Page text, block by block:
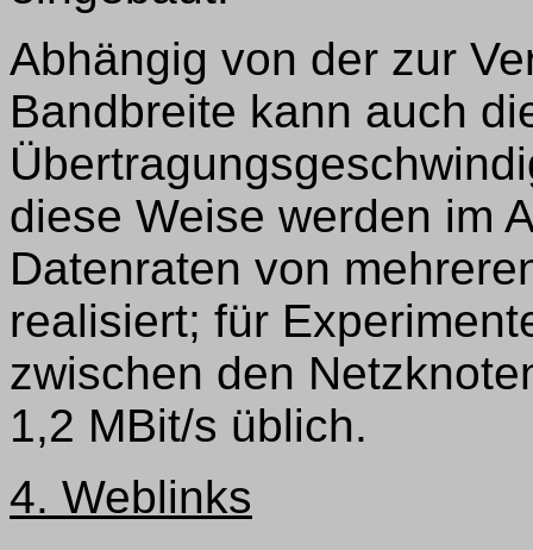
Abhängig von der zur
Bandbreite kann auch
diese Weise werden im
Datenraten von
realisiert; für
zwischen den
1,2 MBit/s üblich.
4. Weblinks